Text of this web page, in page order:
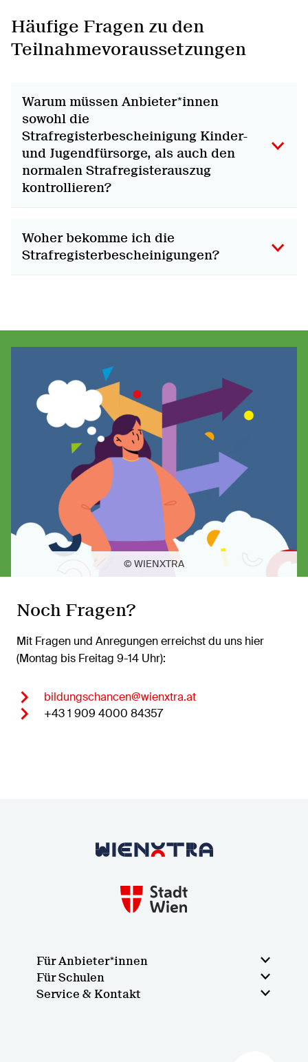
Häufige Fragen zu den
Teilnahmevoraussetzungen
Warum müssen Anbieter*innen
sowohl die
Strafregisterbescheinigung Kinder-
und Jugendfürsorge, als auch den
normalen Strafregisterauszug
kontrollieren?
Woher bekomme ich die
Strafregisterbescheinigungen?
Noch Fragen?
Mit Fragen und Anregungen erreichst du uns hier
(Montag bis Freitag 9-14 Uhr):
bildungschancen@wienxtra.at
+43 1 909 4000 84357
© WIENXTRA
Zurück zur Startseite
Für Anbieter*innen
Für Schulen
Service & Kontakt